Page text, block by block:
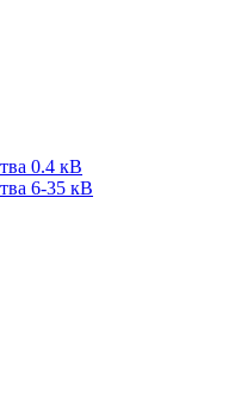
0.4 кВ
6-35 кВ